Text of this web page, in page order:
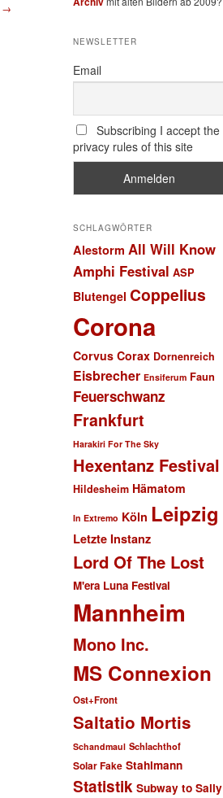
→
NEWSLETTER
Email
Subscribing I accept the
privacy rules of this site
SCHLAGWÖRTER
Alestorm All Will Know
Amphi Festival ASP
Blutengel Coppelius
Corona
Corvus Corax Dornenreich
Eisbrecher Ensiferum Faun
Feuerschwanz
Frankfurt
Harakiri For The Sky
Hexentanz Festival
Hildesheim Hämatom
In Extremo Köln Leipzig
Letzte Instanz
Lord Of The Lost
M'era Luna Festival
Mannheim
Mono Inc.
MS Connexion
Ost+Front
Saltatio Mortis
Schandmaul Schlachthof
Solar Fake Stahlmann
Statistik Subway to Sally